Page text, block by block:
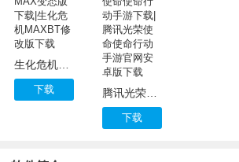
生化危机MAX变态版下载|生化危机MAXBT修改版下载
下载 腾讯光荣使命使命行动手游下载|腾讯光荣使命使命行动手游官网安卓版下载
下载